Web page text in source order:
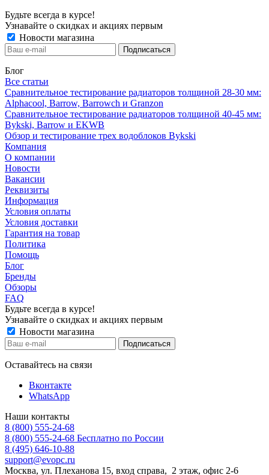
Будьте всегда в курсе!
Узнавайте о скидках и акциях первым
Новости магазина
Блог
Все статьи
Сравнительное тестирование радиаторов толщиной 28-30 мм:
Alphacool, Barrow, Barrowch и Granzon
Сравнительное тестирование радиаторов толщиной 40-45 мм:
Bykski, Barrow и EKWB
Обзор и тестирование трех водоблоков Bykski
Компания
О компании
Новости
Вакансии
Реквизиты
Информация
Условия оплаты
Условия доставки
Гарантия на товар
Политика
Помощь
Блог
Бренды
Обзоры
FAQ
Будьте всегда в курсе!
Узнавайте о скидках и акциях первым
Новости магазина
Оставайтесь на связи
Вконтакте
WhatsApp
Наши контакты
8 (800) 555-24-68
8 (800) 555-24-68 Бесплатно по России
8 (495) 646-10-88
support@evopc.ru
Москва, ул. Плеханова 15, вход справа, 2 этаж, офис 2-6